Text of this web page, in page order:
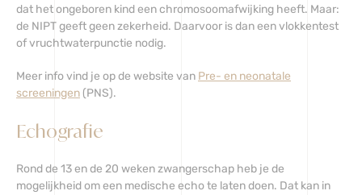
dat het ongeboren kind een chromosoomafwijking heeft. Maar:
de NIPT geeft geen zekerheid. Daarvoor is dan een vlokkentest
of vruchtwaterpunctie nodig.
Meer info vind je op de website van Pre- en neonatale
screeningen (PNS).
Echografie
Rond de 13 en de 20 weken zwangerschap heb je de
mogelijkheid om een medische echo te laten doen. Dat kan in